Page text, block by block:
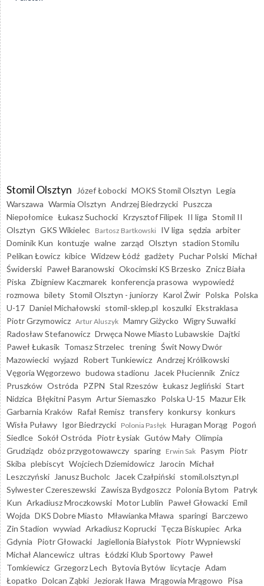
Stomil Olsztyn Józef Łobocki MOKS Stomil Olsztyn Legia
Warszawa Warmia Olsztyn Andrzej Biedrzycki Puszcza
Niepołomice Łukasz Suchocki Krzysztof Filipek II liga Stomil II
Olsztyn GKS Wikielec Bartosz Bartkowski IV liga sędzia arbiter
Dominik Kun kontuzje walne zarząd Olsztyn stadion Stomilu
Pelikan Łowicz kibice Widzew Łódź gadżety Puchar Polski Michał
Świderski Paweł Baranowski Okocimski KS Brzesko Znicz Biała
Piska Zbigniew Kaczmarek konferencja prasowa wypowiedź
rozmowa bilety Stomil Olsztyn - juniorzy Karol Żwir Polska Polska
U-17 Daniel Michałowski stomil-sklep.pl koszulki Ekstraklasa
Piotr Grzymowicz Artur Aluszyk Mamry Giżycko Wigry Suwałki
Radosław Stefanowicz Drwęca Nowe Miasto Lubawskie Dajtki
Paweł Łukasik Tomasz Strzelec trening Świt Nowy Dwór
Mazowiecki wyjazd Robert Tunkiewicz Andrzej Królikowski
Vęgoria Węgorzewo budowa stadionu Jacek Płuciennik Znicz
Pruszków Ostróda PZPN Stal Rzeszów Łukasz Jegliński Start
Nidzica Błękitni Pasym Artur Siemaszko Polska U-15 Mazur Ełk
Garbarnia Kraków Rafał Remisz transfery konkursy konkurs
Wisła Puławy Igor Biedrzycki Polonia Pasłęk Huragan Morąg Pogoń
Siedlce Sokół Ostróda Piotr Łysiak Gutów Mały Olimpia
Grudziądz obóz przygotowawczy sparing Erwin Sak Pasym Piotr
Skiba plebiscyt Wojciech Dziemidowicz Jarocin Michał
Leszczyński
Janusz Bucholc Jacek Czałpiński stomil.olsztyn.pl
Sylwester Czereszewski Zawisza Bydgoszcz Polonia Bytom Patryk
Kun Arkadiusz Mroczkowski Motor Lublin Paweł Głowacki Emil
Wojda DKS Dobre Miasto Mławianka Mława sparingi Barczewo
Zin Stadion wywiad Arkadiusz Koprucki Tęcza Biskupiec Arka
Gdynia Piotr Głowacki Jagiellonia Białystok Piotr Wypniewski
Michał Alancewicz ultras Łódzki Klub Sportowy Paweł
Tomkiewicz Grzegorz Lech Bytovia Bytów licytacje Adam
Łopatko Dolcan Ząbki Jeziorak Iława Mrągowia Mrągowo Pisa